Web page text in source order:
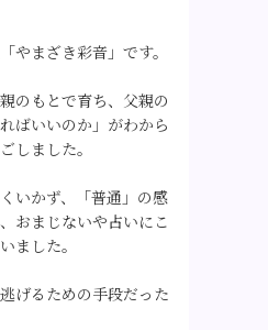
やまざき彩音」です。
のもとで育ち、父親の
ばいいのか」がわから
しました。
いかず、「普通」の感
おまじないや占いにこ
ました。
げるための手段だった